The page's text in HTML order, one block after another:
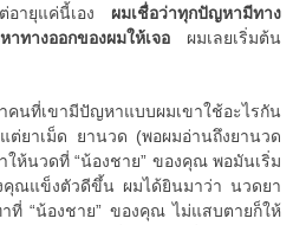
อายุแค่นี้เอง ผมเชื่อว่าทุกปัญหามีทาง
าทางออกของผมให้เจอ ผมเลยเริ่มต้น
นที่เขามีปัญหาแบบผมเขาใช้อะไรกัน
ต่ยาเม็ด ยานวด (พอผมอ่านถึงยานวด
ให้นวดที่ “น้องชาย” ของคุณ พอมันเริ่ม
คุณแข็งตัวดีขึ้น ผมได้ยินมาว่า นวดยา
าที่ “น้องชาย” ของคุณ ไม่แสบตายก็ให้